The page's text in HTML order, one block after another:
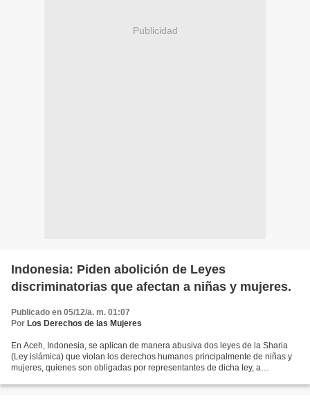
Publicidad
Indonesia: Piden abolición de Leyes
discriminatorias que afectan a niñas y mujeres.
Publicado en 05/12/a. m. 01:07
Por Los Derechos de las Mujeres
En Aceh, Indonesia, se aplican de manera abusiva dos leyes de la Sharia
(Ley islámica) que violan los derechos humanos principalmente de niñas y
mujeres, quienes son obligadas por representantes de dicha ley, a